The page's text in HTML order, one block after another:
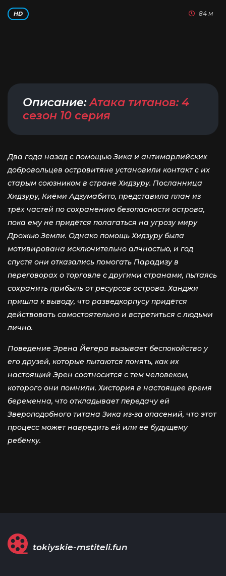
HD 84 м
Описание:Атака титанов: 4
сезон 10 серия
Два года назад с помощью Зика и антимарлийских
добровольцев островитяне установили контакт с их
старым союзником в стране Хидзуру. Посланница
Хидзуру, Киёми Адзумабито, представила план из
трёх частей по сохранению безопасности острова,
пока ему не придётся полагаться на угрозу миру
Дрожью Земли. Однако помощь Хидзуру была
мотивирована исключительно алчностью, и год
спустя они отказались помогать Парадизу в
переговорах о торговле с другими странами, пытаясь
сохранить прибыль от ресурсов острова. Ханджи
пришла к выводу, что разведкорпусу придётся
действовать самостоятельно и встретиться с людьми
лично.
Поведение Эрена Йегера вызывает беспокойство у
его друзей, которые пытаются понять, как их
настоящий Эрен соотносится с тем человеком,
которого они помнили. Хистория в настоящее время
беременна, что откладывает передачу ей
Звероподобного титана Зика из-за опасений, что этот
процесс может навредить ей или её будущему
ребёнку.
tokiyskie-mstiteli.fun